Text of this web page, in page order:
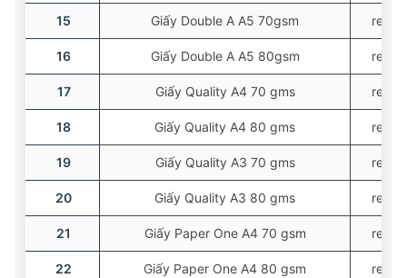
15 Giấy Double A A5 70gsm ream
16 Giấy Double A A5 80gsm ream
17 Giấy Quality A4 70 gms ream
18 Giấy Quality A4 80 gms ream
19 Giấy Quality A3 70 gms ream
20 Giấy Quality A3 80 gms ream
21 Giấy Paper One A4 70 gsm ream
22 Giấy Paper One A4 80 gsm ream